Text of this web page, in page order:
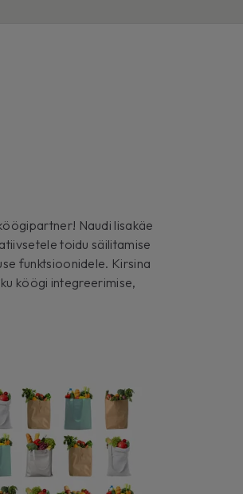
Naudi lisakäe
toidu säilitamise
funktsioonidele. Kirsina
köögi integreerimise,